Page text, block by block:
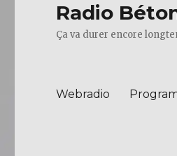
Radio
Ça va durer encore
Webradio